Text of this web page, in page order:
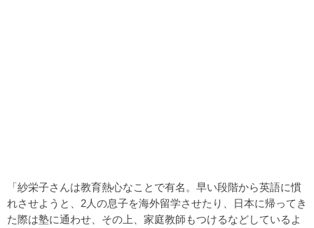
「紗栄子さんは教育熱心なことで有名。早い段階から英語に慣
れさせようと、2人の息子を海外留学させたり、日本に帰ってき
た際は塾に通わせ、その上、家庭教師もつけるなどしているよ